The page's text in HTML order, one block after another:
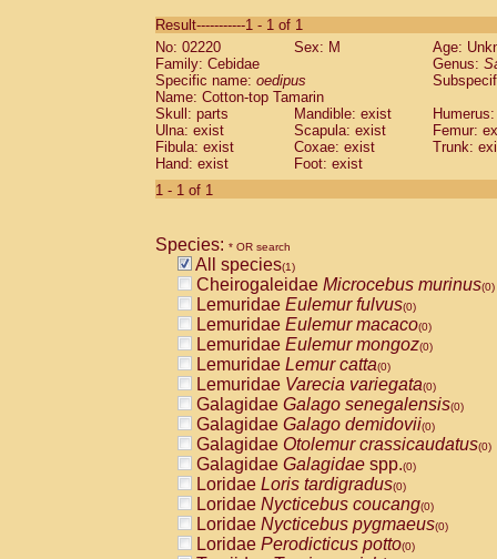
CebidaeSaguinus labiatus(0)
Cebidae Saguinus leucopus (0)
Cebidae
CebidaeSaguinus mystax
Cebidae Saguinus nigricollis (0)
Cebidae Saguinus oedipus
Cebidae Saguinus weddelli
Cebidae Saguinusspp.
Cebidae
CebidaeCebus capucinus
CebidaeCebus nigrivittatus
CebidaeCebus spp.(0)
CebidaeSaimiri boliviensis(0)
CebidaeSaimiri sciureus(0)
AtelidaeAlouatta caraya(0)
AtelidaeAlouatta fusca(0)
AtelidaeAlouatta seniculus(0)
AtelidaeAlouattaspp.(0)
AtelidaeAteles belzebuth(0)
AtelidaeAteles geoffroyi(0)
AtelidaeAteles paniscus(0)
AtelidaeAtelesspp.(0)
AtelidaeLagothrix lagothricha(0)
AtelidaeLagothrix lagothricha cana
PitheciidaeCacajao calvus
Result-----------1 - 1 of 1
No: 02220
Sex: M
Age:
Family: Cebidae
Genus:
Specific name: oedipus
Name: Cotton-top Tamarin
Skull: parts
Mandible: exist
Ulna: exist
Scapula: exist
Femur:
Fibula: exist
Coxae: exist
Trunk:
Hand: exist
Foot: exist
1 - 1 of 1
Species: * OR search
All species(1)
Cheirogaleidae Microcebus murinus(0)
Lemuridae Eulemur fulvus(0)
Lemuridae Eulemur macaco(0)
Lemuridae Eulemur mongoz(0)
Lemuridae Lemur catta(0)
Lemuridae Varecia variegata(0)
Galagidae Galago senegalensis(0)
Galagidae Galago demidovii(0)
Galagidae Otolemur crassicaudatus(0)
Galagidae Galagidae spp.(0)
Loridae Loris tardigradus(0)
Loridae Nycticebus coucang(0)
Loridae Nycticebus pygmaeus(0)
Loridae Perodicticus potto(0)